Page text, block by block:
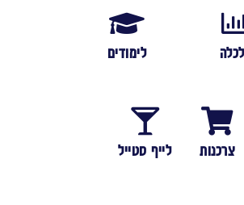
לימודים
לייף סטייל